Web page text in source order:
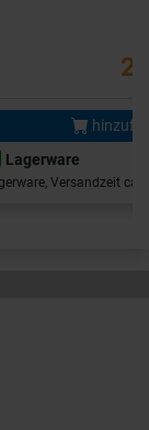
Lagerware
Versandzeit ca.